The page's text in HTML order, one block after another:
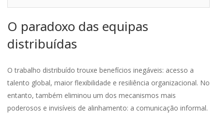
O paradoxo das equipas
distribuídas
O trabalho distribuído trouxe benefícios inegáveis: acesso a
talento global, maior flexibilidade e resiliência organizacional. No
entanto, também eliminou um dos mecanismos mais
poderosos e invisíveis de alinhamento: a comunicação informal.